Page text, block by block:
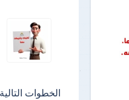
الخطوات التالية: (1)